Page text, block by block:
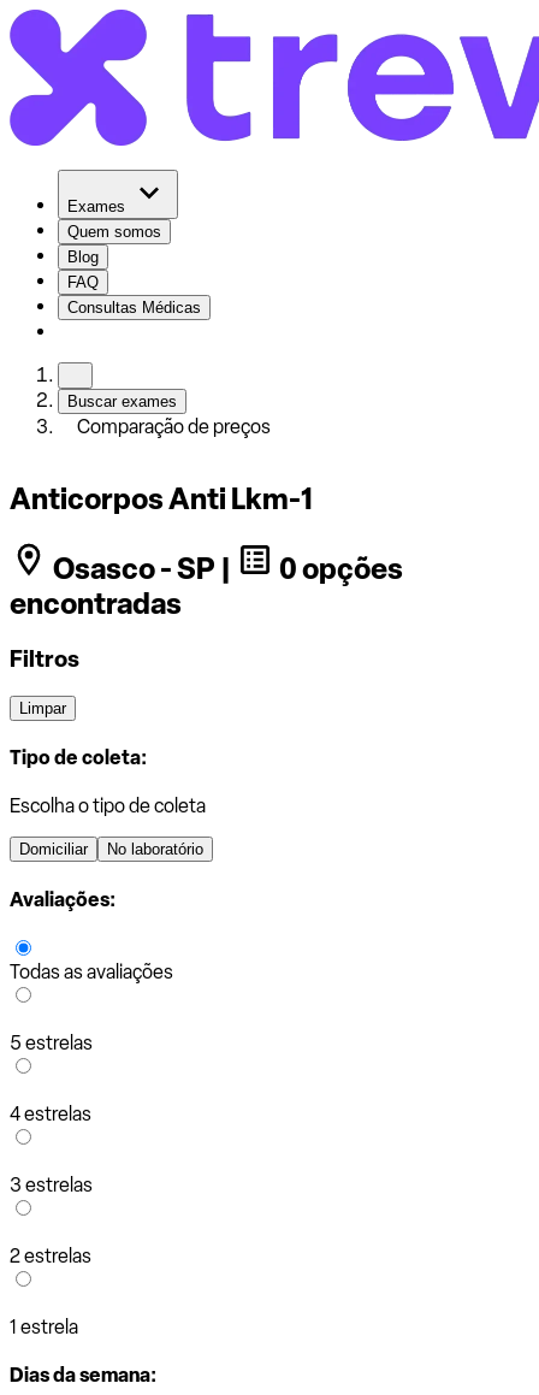
Exames
Quem somos
Blog
FAQ
Consultas Médicas
Buscar exames
Comparação de preços
Anticorpos Anti Lkm-1
Osasco - SP |
0 opções
encontradas
Filtros
Limpar
Tipo de coleta:
Escolha o tipo de coleta
Domiciliar No laboratório
Avaliações:
Todas as avaliações
5 estrelas
4 estrelas
3 estrelas
2 estrelas
1 estrela
Dias da semana: